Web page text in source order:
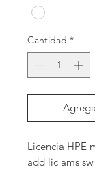
Cantidad *
Licencia HPE
add lic ams sw